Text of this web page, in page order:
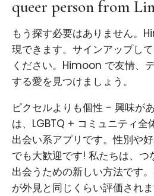
queer person from
もう探す必要はありません。
現できます。サインアップし
ください。Himoon で友情、
する愛を見つけましょう。
ピクセルよりも個性 - 興味が
は、LGBTQ + コミュニティ全
出会い系アプリです。性別や
でも大歓迎です! 私たちは、つ
出会うための新しい方法です
が外見と同じくらい評価され